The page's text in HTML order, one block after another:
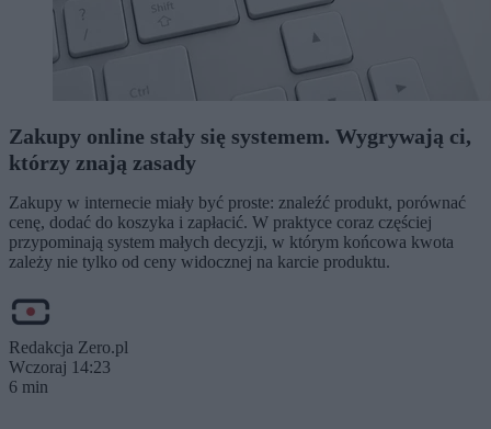
Zakupy online stały się systemem. Wygrywają ci,
którzy znają zasady
Zakupy w internecie miały być proste: znaleźć produkt, porównać
cenę, dodać do koszyka i zapłacić. W praktyce coraz częściej
przypominają system małych decyzji, w którym końcowa kwota
zależy nie tylko od ceny widocznej na karcie produktu.
Redakcja Zero.pl
Wczoraj 14:23
6 min